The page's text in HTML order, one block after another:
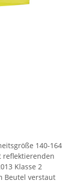
140-164
reflektierenden
Klasse 2
Beutel verstaut